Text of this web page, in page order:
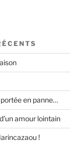
en panne…
amour lointain
!